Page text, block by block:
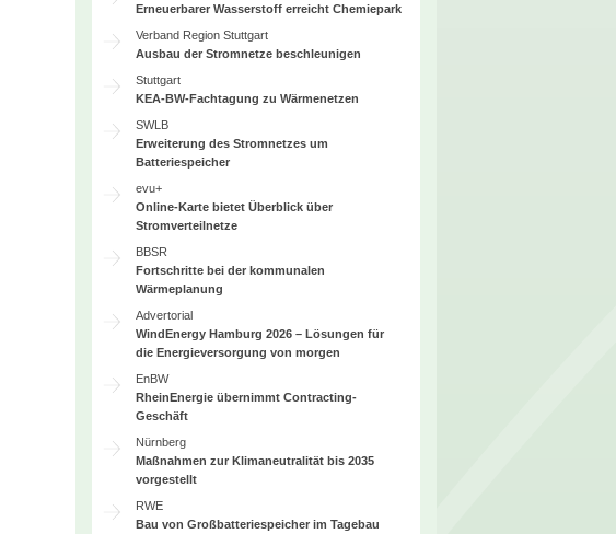
Erneuerbarer Wasserstoff erreicht Chemiepark
Verband Region Stuttgart
Ausbau der Stromnetze beschleunigen
Stuttgart
KEA-BW-Fachtagung zu Wärmenetzen
SWLB
Erweiterung des Stromnetzes um
Batteriespeicher
evu+
Online-Karte bietet Überblick über
Stromverteilnetze
BBSR
Fortschritte bei der kommunalen
Wärmeplanung
Advertorial
WindEnergy Hamburg 2026 – Lösungen für
die Energieversorgung von morgen
EnBW
RheinEnergie übernimmt Contracting-
Geschäft
Nürnberg
Maßnahmen zur Klimaneutralität bis 2035
vorgestellt
RWE
Bau von Großbatteriespeicher im Tagebau